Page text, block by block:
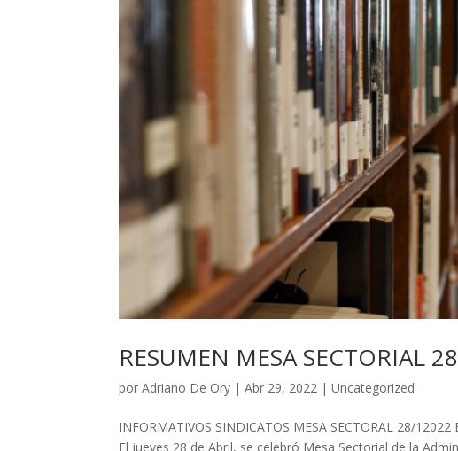
RESUMEN MESA SECTORIAL
porAdriano De Ory |Abr 29, 2022 |Uncategorized
INFORMATIVOS SINDICATOS MESA SECTORAL 28/
El jueves 28 de Abril, se celebró Mesa Sectorial de la